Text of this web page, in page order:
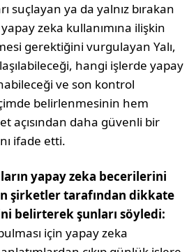
suçlayan ya da yalnız bırakan
zeka kullanımına ilişkin
gerektiğini vurgulayan Yalı,
hangi işlerde yapay
ve son kontrol
belirlenmesinin hem
açısından daha güvenli bir
ifade etti.
yapay zeka becerilerini
şirketler tarafından dikkate
belirterek şunları söyledi:
için yapay zeka